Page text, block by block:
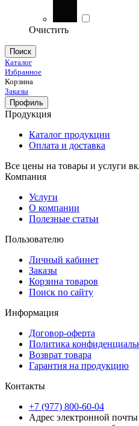
Очистить
Поиск
Каталог
Избранное
Корзина
Заказы
Профиль
Продукция
Каталог продукции
Оплата и доставка
Все цены на товары и услуги
Компания
Услуги
О компании
Полезные статьи
Пользователю
Личный кабинет
Заказы
Корзина товаров
Поиск по сайту
Информация
Договор-оферта
Политика
Возврат товара
Гарантия на продукцию
Контакты
+7 (977) 800-60-04
Адрес электронной